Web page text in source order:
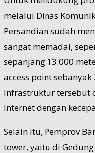
melalui Dinas
Persandian sudah
sangat memadai,
sepanjang 13.000
access point sebanyak
Infrastruktur tersebut
Internet dengan
Selain itu, Pemprov
tower, yaitu di Gedung